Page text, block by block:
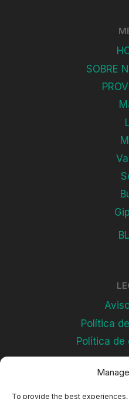
To provide the best
SOBRE
Política
Política de